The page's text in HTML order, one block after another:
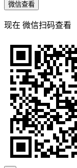
微信查看
现在 微信扫码查看